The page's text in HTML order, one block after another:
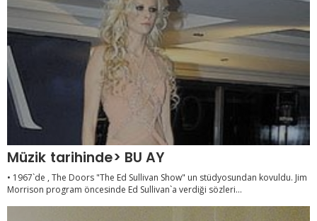
Müzik tarihinde> BU AY
• 1967`de , The Doors "The Ed Sullivan Show" un stüdyosundan kovuldu. Jim
Morrison program öncesinde Ed Sullivan`a verdiği sözleri...